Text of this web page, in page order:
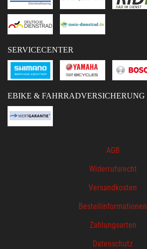
SERVICECENTER
EBIKE & FAHRRADVERSICHERUNG
AGB
Widerrufsrecht
Versandkosten
Bestellinformationen
Zahlungsarten
Datenschutz